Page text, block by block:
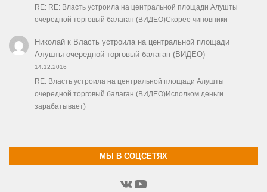
RE: RE: Власть устроила на центральной площади Алушты
очередной торговый балаган (ВИДЕО)Скорее чиновники
Николайк Власть устроила на центральной площади
Алушты очередной торговый балаган (ВИДЕО)
14.12.2016
RE: Власть устроила на центральной площади Алушты
очередной торговый балаган (ВИДЕО)Исполком деньги
зарабатывает)
МЫ В СОЦСЕТЯХ
ВКонтакте
YouTube